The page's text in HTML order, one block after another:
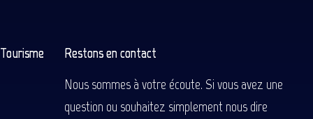
Restons en contact
Nous sommes à votre écoute. Si vous avez une
question ou souhaitez simplement nous dire